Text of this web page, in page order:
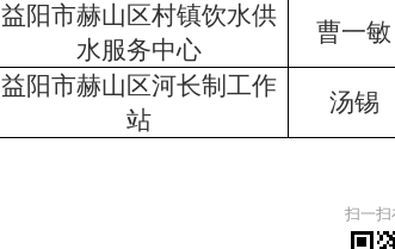
益阳市赫山区村镇饮水供
水服务中心
曹一敏
益阳市赫山区河长制工作
站
汤锡
扫一扫